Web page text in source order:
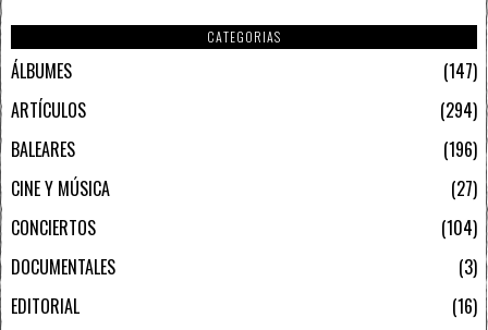
CATEGORIAS
ÁLBUMES
147
ARTÍCULOS
294
BALEARES
196
CINE Y MÚSICA
27
CONCIERTOS
104
DOCUMENTALES
3
EDITORIAL
16